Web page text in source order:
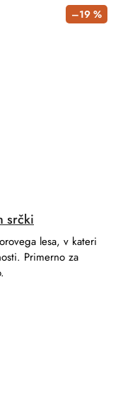
–19 %
srčki
lesa, v kateri
Primerno za